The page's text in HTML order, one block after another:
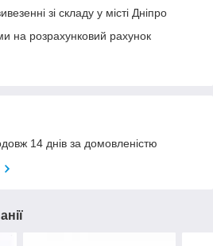
зі складу у місті Дніпро
на розрахунковий рахунок
14 днів за домовленістю